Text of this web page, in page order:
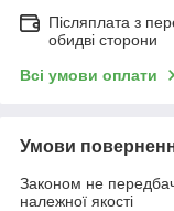
Післяплата з
обидві сторони
Всі умови оплати
Умови
Законом не
належної якості